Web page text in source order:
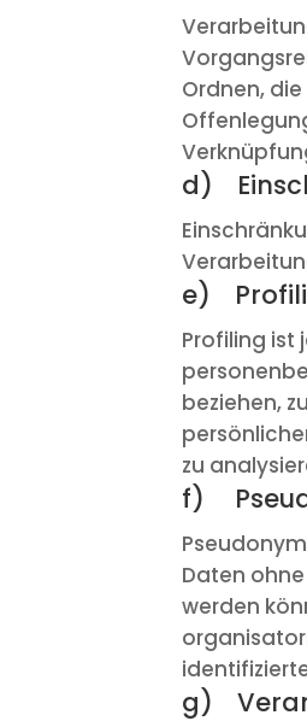
Ordnen,
d)
e)
Profiling ist
beziehen,
zu
f)
Daten
werden
g)